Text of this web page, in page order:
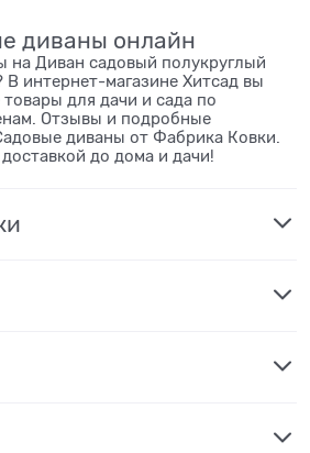
диваны онлайн
на Диван садовый полукруглый
В интернет-магазине Хитсад вы
для дачи и сада по
Отзывы и подробные
диваны от Фабрика Ковки.
до дома и дачи!